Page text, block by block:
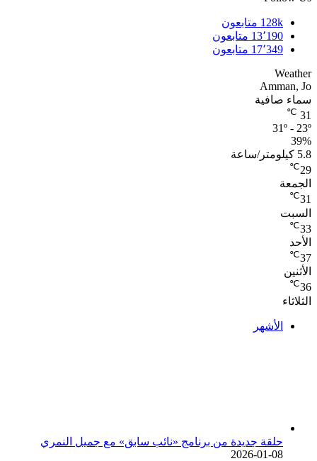
128k متابعون
13٬190 متابعون
17٬349 متابعون
Weather
Amman, Jo
سماء صافية
31
℃
31º - 23º
39%
5.8 كيلومتر/ساعة
29
℃
الجمعة
31
℃
السبت
33
℃
الأحد
37
℃
الأثنين
36
℃
الثلاثاء
الأشهر
حلقة جديدة من برنامج «نائب سابق» مع جميل النمري
2026-01-08